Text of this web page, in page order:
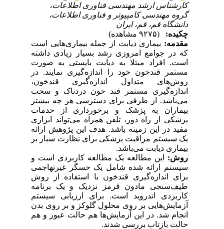
کارشناس ارشد مهندسی فناوری اطلاعات،
گروه مهندسی کامپیوتر و فناوری اطلاعات،
دانشگاه قم، قم، ایران
چکیده:
مقدمه:بیماری دیابت از جمله بیماری‌هایی است
که در جوامع امروزی رشد بسیار زیادی داشته
است. افراد مبتلا به دیابت بایستی به صورت
مستمر قند‌خون خود را اندازه‌گیری نمایند. در
روش‌های متداول اندازه‌گیری قند‌خون،
اندازه‌گیری مستمر قند خون دردناک و سخت
می‌باشد. از طرفی برای دسترسی هر چه بیشتر
بیماران به پزشک و برخورداری از خدمات
پزشکی از راه دور، تلفن همراه می‌تواند ابزاری
مفید در این زمینه باشد. هدف این پژوهش ارائه
یک سیستم مراقبت پزشکی برای نظارت سیار بر
بیماری دیابت می‌باشد.
روش: این مطالعه یک مطالعه کاربردی است و
سیستم ارائه شده شامل یک حسگر غیرتهاجمی
برای اندازه‌گیری قند‌خون با استفاده از روش
طیف‌سنجی مادون قرمز نزدیک و یک برنامه
کاربردی اندروید است. برای ارزیابی سیستم
آزمایش‌هایی بر روی محلول گلوکز و بر روی بدن
انجام شد. در این آزمایش‌ها هم حالت عبور و هم
حالت بازتاب بررسی شدند.